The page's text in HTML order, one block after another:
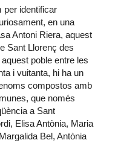
per identificar
en una
Antoni Riera, aquest
Sant Llorenç des
poble entre les
i vuitanta, hi ha un
compostos amb
que només
a Sant
Elisa Antònia, Maria
Bel, Antònia